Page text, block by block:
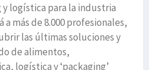
y logística para la industria
más de 8.000 profesionales,
las últimas soluciones y
de alimentos,
logística y ‘packaging’